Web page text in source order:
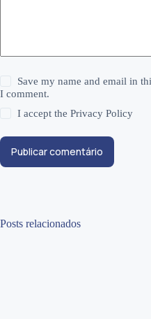
Save my name and email in
I comment.
I accept thePrivacy Policy
Publicar comentário
Posts relacionados